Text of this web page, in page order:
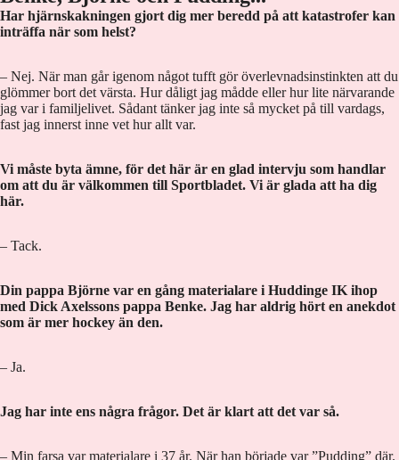
Har hjärnskakningen gjort dig mer beredd på att katastrofer kan
inträffa när som helst?
– Nej. När man går igenom något tufft gör överlevnadsinstinkten att du
glömmer bort det värsta. Hur dåligt jag mådde eller hur lite närvarande
jag var i familjelivet. Sådant tänker jag inte så mycket på till vardags,
fast jag innerst inne vet hur allt var.
Vi måste byta ämne, för det här är en glad intervju som handlar
om att du är välkommen till Sportbladet. Vi är glada att ha dig
här.
– Tack.
Din pappa Björne var en gång materialare i Huddinge IK ihop
med Dick Axelssons pappa Benke. Jag har aldrig hört en anekdot
som är mer hockey än den.
– Ja.
Jag har inte ens några frågor. Det är klart att det var så.
– Min farsa var materialare i 37 år. När han började var ”Pudding” där.